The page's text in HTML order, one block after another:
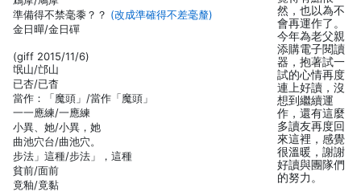
準備得不禁毫黍？？ (改成準確得不差毫釐)
金日暺/金日磾
(giff 2015/11/6)
氓山/邙山
已杏/已杳
當作：「魔頭」/當作「魔頭」
一一應練/一應練
小異、她/小異，她
曲池穴台/曲池穴。
步法」這種/步法」，這種
貧前/面前
竟釉/竟黏
然，也以為不
會再運作了。
今年為老父親
添購電子閱讀
器，抱著試一
試的心情再度
連上好讀，沒
想到繼續運
作，還有這麼
多讀友再度回
來這裡，感覺
很溫暖，謝謝
好讀與團隊們
的努力。